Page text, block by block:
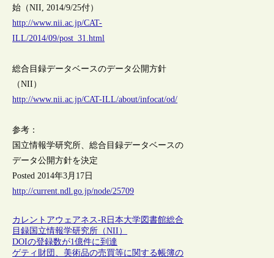
始（NII, 2014/9/25付）
http://www.nii.ac.jp/CAT-
ILL/2014/09/post_31.html
総合目録データベースのデータ公開方針
（NII）
http://www.nii.ac.jp/CAT-ILL/about/infocat/od/
参考：
国立情報学研究所、総合目録データベースの
データ公開方針を決定
Posted 2014年3月17日
http://current.ndl.go.jp/node/25709
カレントアウェアネス-R 日本大学図書館総合
目録国立情報学研究所（NII）
DOIの登録数が1億件に到達
ゲティ財団、美術品の売買等に関する帳簿の